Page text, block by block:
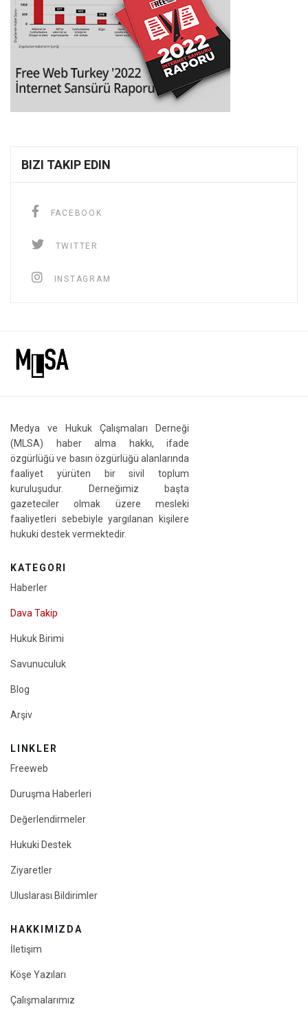
BIZI TAKIP EDIN
FACEBOOK
TWITTER
INSTAGRAM
Medya ve Hukuk Çalışmaları Derneği
(MLSA) haber alma hakkı, ifade
özgürlüğü ve basın özgürlüğü alanlarında
faaliyet yürüten bir sivil toplum
kuruluşudur. Derneğimiz başta
gazeteciler olmak üzere mesleki
faaliyetleri sebebiyle yargılanan kişilere
hukuki destek vermektedir.
KATEGORI
Haberler
Dava Takip
Hukuk Birimi
Savunuculuk
Blog
Arşiv
LINKLER
Freeweb
Duruşma Haberleri
Değerlendirmeler
Hukuki Destek
Ziyaretler
Uluslarası Bildirimler
HAKKIMIZDA
İletişim
Köşe Yazıları
Çalışmalarımız